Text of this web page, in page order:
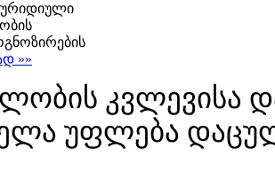
»»
კვლევისა
უფლება